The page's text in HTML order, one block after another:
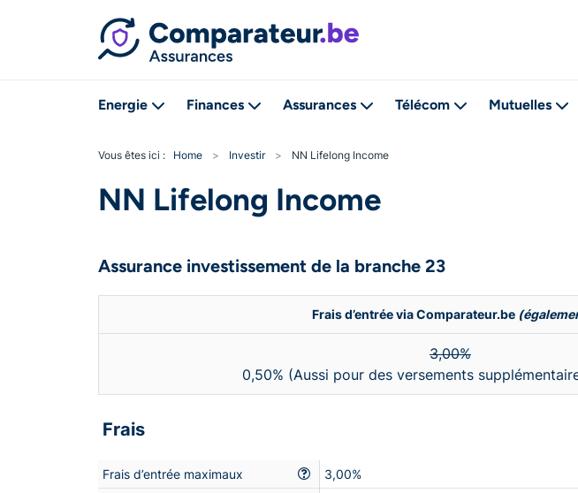
Energie Finances Assurances Télécom Mutuelles
Vous êtes ici : Home > Investir > NN Lifelong Income
NN Lifelong Income
Assurance investissement de la branche 23
Frais d’entrée via Comparateur.be
3,00%
0,50% (Aussi pour des versements
Frais
Frais d’entrée maximaux 3,00%